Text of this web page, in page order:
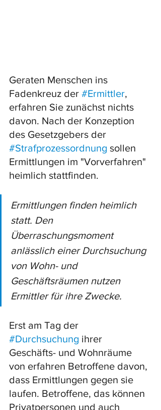
Geraten Menschen ins
Fadenkreuz der #Ermittler,
erfahren Sie zunächst nichts
davon. Nach der Konzeption
des Gesetzgebers der
#Strafprozessordnung sollen
Ermittlungen im "Vorverfahren"
heimlich stattfinden.
Ermittlungen finden heimlich
statt. Den
Überraschungsmoment
anlässlich einer Durchsuchung
von Wohn- und
Geschäftsräumen nutzen
Ermittler für ihre Zwecke.
Erst am Tag der
#Durchsuchung ihrer
Geschäfts- und Wohnräume
von erfahren Betroffene davon,
dass Ermittlungen gegen sie
laufen. Betroffene, das können
Privatpersonen und auch